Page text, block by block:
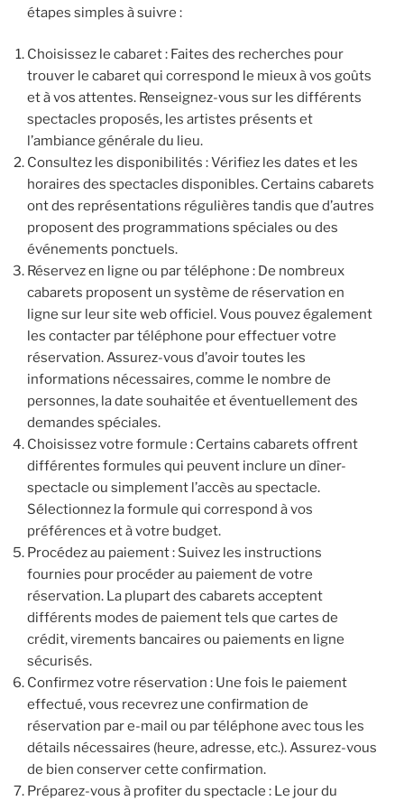
étapes simples à suivre :
Choisissez le cabaret : Faites des recherches pour
trouver le cabaret qui correspond le mieux à vos goûts
et à vos attentes. Renseignez-vous sur les différents
spectacles proposés, les artistes présents et
l’ambiance générale du lieu.
Consultez les disponibilités : Vérifiez les dates et les
horaires des spectacles disponibles. Certains cabarets
ont des représentations régulières tandis que d’autres
proposent des programmations spéciales ou des
événements ponctuels.
Réservez en ligne ou par téléphone : De nombreux
cabarets proposent un système de réservation en
ligne sur leur site web officiel. Vous pouvez également
les contacter par téléphone pour effectuer votre
réservation. Assurez-vous d’avoir toutes les
informations nécessaires, comme le nombre de
personnes, la date souhaitée et éventuellement des
demandes spéciales.
Choisissez votre formule : Certains cabarets offrent
différentes formules qui peuvent inclure un dîner-
spectacle ou simplement l’accès au spectacle.
Sélectionnez la formule qui correspond à vos
préférences et à votre budget.
Procédez au paiement : Suivez les instructions
fournies pour procéder au paiement de votre
réservation. La plupart des cabarets acceptent
différents modes de paiement tels que cartes de
crédit, virements bancaires ou paiements en ligne
sécurisés.
Confirmez votre réservation : Une fois le paiement
effectué, vous recevrez une confirmation de
réservation par e-mail ou par téléphone avec tous les
détails nécessaires (heure, adresse, etc.). Assurez-vous
de bien conserver cette confirmation.
Préparez-vous à profiter du spectacle : Le jour du